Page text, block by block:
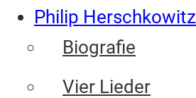
Philip Herschkowitz
Biografie
Vier Lieder